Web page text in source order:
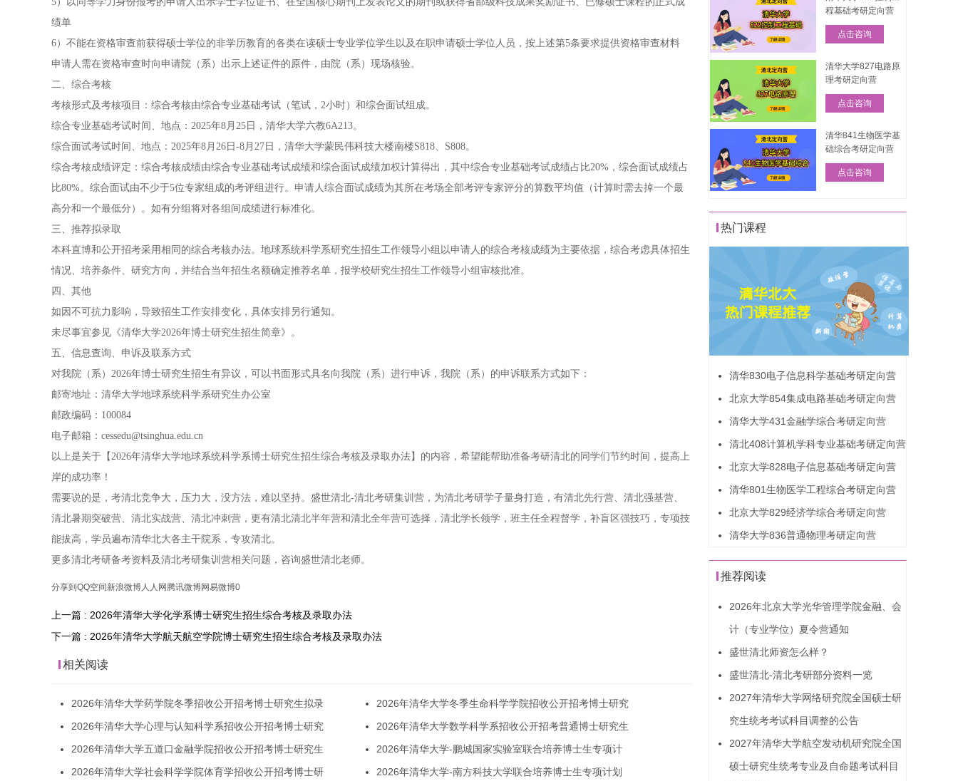
绩单
6）不能在资格审查前获得硕士学位的非学历教育的各类在读硕士专业学位学生以及在职申请硕士学位人员，按上述第5条要求提供资格审查材料
申请人需在资格审查时向申请院（系）出示上述证件的原件，由院（系）现场核验。
二、综合考核
考核形式及考核项目：综合考核由综合专业基础考试（笔试，2小时）和综合面试组成。
综合专业基础考试时间、地点：2025年8月25日，清华大学六教6A213。
综合面试考试时间、地点：2025年8月26日-8月27日，清华大学蒙民伟科技大楼南楼S818、S808。
综合考核成绩评定：综合考核成绩由综合专业基础考试成绩和综合面试成绩加权计算得出，其中综合专业基础考试成绩占比20%，综合面试成绩占
比80%。综合面试由不少于5位专家组成的考评组进行。申请人综合面试成绩为其所在考场全部考评专家评分的算数平均值（计算时需去掉一个最
高分和一个最低分）。如有分组将对各组间成绩进行标准化。
三、推荐拟录取
本科直博和公开招考采用相同的综合考核办法。地球系统科学系研究生招生工作领导小组以申请人的综合考核成绩为主要依据，综合考虑具体招生
情况、培养条件、研究方向，并结合当年招生名额确定推荐名单，报学校研究生招生工作领导小组审核批准。
四、其他
如因不可抗力影响，导致招生工作安排变化，具体安排另行通知。
未尽事宜参见《清华大学2026年博士研究生招生简章》。
五、信息查询、申诉及联系方式
对我院（系）2026年博士研究生招生有异议，可以书面形式具名向我院（系）进行申诉，我院（系）的申诉联系方式如下：
邮寄地址：清华大学地球系统科学系研究生办公室
邮政编码：100084
电子邮箱： cessedu@tsinghua.edu.cn
以上是关于【2026年清华大学地球系统科学系博士研究生招生综合考核及录取办法】的内容，希望能帮助准备考研清北的同学们节约时间，提高上
岸的成功率！
需要说的是，考清北竞争大，压力大，没方法，难以坚持。盛世清北-清北考研集训营，为清北考研学子量身打造，有清北先行营、清北强基营、
清北暑期突破营、清北实战营、清北冲刺营，更有清北清北半年营和清北全年营可选择，清北学长领学，班主任全程督学，补盲区强技巧，专项技
能拔高，学员遍布清华北大各主干院系，专攻清北。
更多清北考研备考资料及清北考研集训营相关问题，咨询盛世清北老师。
分享到 QQ空间 新浪微博人人网 腾讯微博网易微博0
上一篇 : 2026年清华大学化学系博士研究生招生综合考核及录取办法
下一篇 : 2026年清华大学航天航空学院博士研究生招生综合考核及录取办法
相关阅读
2026年清华大学药学院冬季招收公开招考博士研究生拟录
2026年清华大学心理与认知科学系招收公开招考博士研究
2026年清华大学五道口金融学院招收公开招考博士研究生
2026年清华大学社会科学学院体育学招收公开招考博士研
2026年清华大学冬季生命科学学院招收公开招考博士研究
2026年清华大学数学科学系招收公开招考普通博士研究生
2026年清华大学-鹏城国家实验室联合培养博士生专项计
2026年清华大学-南方科技大学联合培养博士生专项计划
程基础考研定向营
点击咨询
清华大学827电路原
理考研定向营
点击咨询
清华841生物医学基
础综合考研定向营
点击咨询
热门课程
清华830电子信息科学基础考研定向营
北京大学854集成电路基础考研定向营
清华大学431金融学综合考研定向营
清北408计算机学科专业基础考研定向营
北京大学828电子信息基础考研定向营
清华801生物医学工程综合考研定向营
北京大学829经济学综合考研定向营
清华大学836普通物理考研定向营
推荐阅读
2026年北京大学光华管理学院金融、会
计（专业学位）夏令营通知
盛世清北师资怎么样？
盛世清北-清北考研部分资料一览
2027年清华大学网络研究院全国硕士研
究生统考考试科目调整的公告
2027年清华大学航空发动机研究院全国
硕士研究生统考专业及自命题考试科目